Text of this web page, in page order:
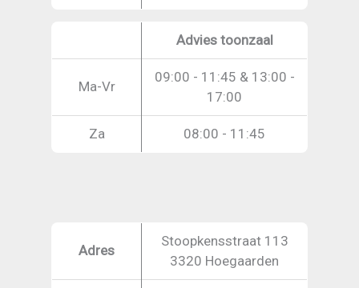
Advies toonzaal
Ma-Vr
09:00 - 11:45 & 13:00 -
17:00
Za 08:00 - 11:45
Adres
Stoopkensstraat 113
3320 Hoegaarden